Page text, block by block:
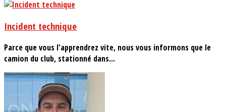
Incident technique
Parce que vous l'apprendrez vite, nous vous informons que le
camion du club, stationné dans...